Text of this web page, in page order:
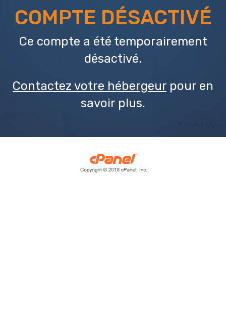
COMPTE DÉSACTIVÉ
Ce compte a été temporairement
désactivé.
Contactez votre hébergeur pour en
savoir plus.